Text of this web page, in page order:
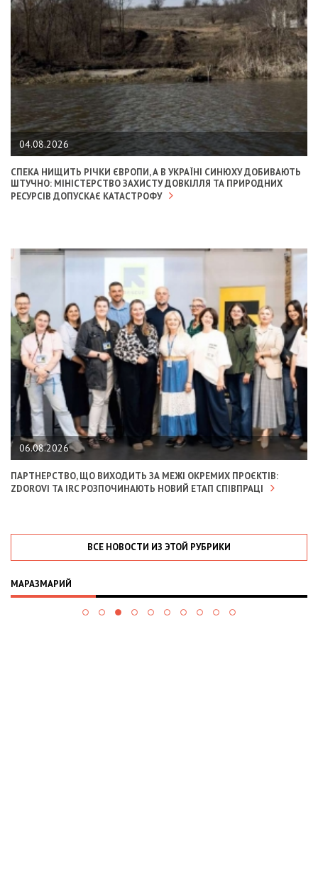
04.08.2026
СПЕКА НИЩИТЬ РІЧКИ ЄВРОПИ, А В УКРАЇНІ СИНЮХУ ДОБИВАЮТЬ
ШТУЧНО: МІНІСТЕРСТВО ЗАХИСТУ ДОВКІЛЛЯ ТА ПРИРОДНИХ
РЕСУРСІВ ДОПУСКАЄ КАТАСТРОФУ
06.08.2026
ПАРТНЕРСТВО, ЩО ВИХОДИТЬ ЗА МЕЖІ ОКРЕМИХ ПРОЄКТІВ:
ZDOROVI ТА IRC РОЗПОЧИНАЮТЬ НОВИЙ ЕТАП СПІВПРАЦІ
ВСЕ НОВОСТИ ИЗ ЭТОЙ РУБРИКИ
МАРАЗМАРИЙ